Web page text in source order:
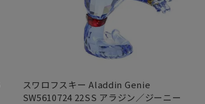
スワロフスキー Aladdin Genie
SW5610724 22SS アラジン／ジーニー